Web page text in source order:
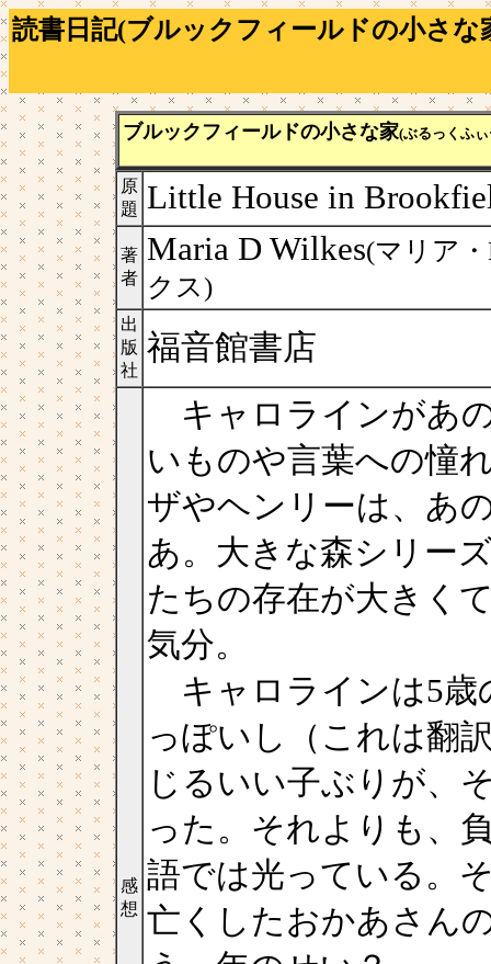
読書日記(ブルックフィールドの小さな
ブルックフィールドの小さな家(ぶるっくふ
原
題
Little House in
著
者
Maria D Wilkes(マリア
クス)
出
版
社
福音館書店
感
想
キャロラインがあ
いものや言葉への憧
ザやヘンリーは、あ
あ。大きな森シリー
たちの存在が大きく
気分。
キャロラインは5歳
っぽいし（これは翻
じるいい子ぶりが、
った。それよりも、
語では光っている。
亡くしたおかあさん